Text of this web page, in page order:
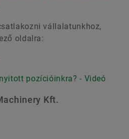
vállalatunkhoz,
oldalra:
pozícióinkra? - Videó
Kft.